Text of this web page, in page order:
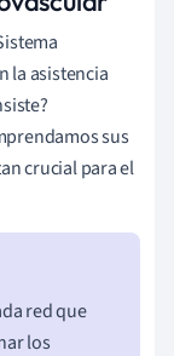
la asistencia
sus
crucial para el
red que
los